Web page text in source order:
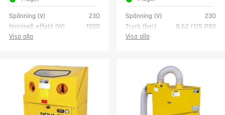
Spänning (V)
230
Nominell effekt (W)
1200
Sug effekt (m3/min)
Insug (mm)
Bredd (mm)
Längd (mm)
Höjd (mm)
Vikt (kg)
Visa alla
Spänning (V)
230
Tryck (bar)
8,62 (125 PSI)
Luft behov (l/min)
Garanti
Visa alla